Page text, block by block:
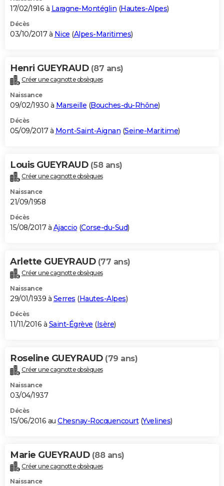
17/02/1916 à Laragne-Montéglin (Hautes-Alpes)
Décès
03/10/2017 à Nice (Alpes-Maritimes)
Henri GUEYRAUD (87 ans)
Créer une cagnotte obsèques
Naissance
09/02/1930 à Marseille (Bouches-du-Rhône)
Décès
05/09/2017 à Mont-Saint-Aignan (Seine-Maritime)
Louis GUEYRAUD (58 ans)
Créer une cagnotte obsèques
Naissance
21/09/1958
Décès
15/08/2017 à Ajaccio (Corse-du-Sud)
Arlette GUEYRAUD (77 ans)
Créer une cagnotte obsèques
Naissance
29/01/1939 à Serres (Hautes-Alpes)
Décès
11/11/2016 à Saint-Égrève (Isère)
Roseline GUEYRAUD (79 ans)
Créer une cagnotte obsèques
Naissance
03/04/1937
Décès
15/06/2016 au Chesnay-Rocquencourt(Yvelines)
Marie GUEYRAUD (88 ans)
Créer une cagnotte obsèques
Naissance